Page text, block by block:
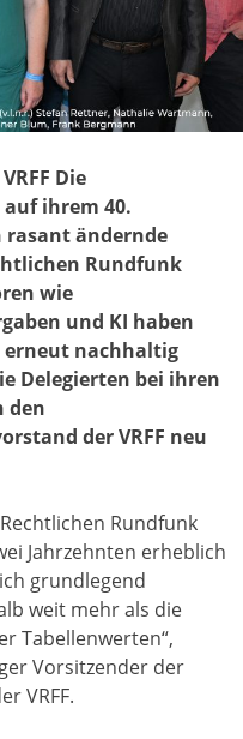
Die
ihrem 40.
rasant ändernde
Rundfunk
wie
und KI haben
erneut nachhaltig
Delegierten bei ihren
den
der VRFF neu
Rundfunk
Jahrzehnten erheblich
grundlegend
weit mehr als die
Tabellenwerten“,
Vorsitzender der
VRFF.